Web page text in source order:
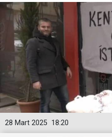
18:20
28 Mart 2025